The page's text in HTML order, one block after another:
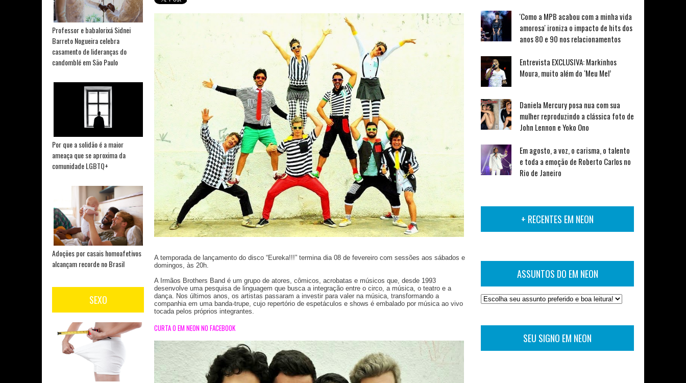
Professor e babalorixá Sidnei
Barreto Nogueira celebra
casamento de lideranças do
candomblé em São Paulo
Por que a solidão é a maior
ameaça que se aproxima da
comunidade LGBTQ+
Adoções por casais homoafetivos
alcançam recorde no Brasil
SEXO
A temporada de lançamento do disco “Eureka!!!” termina dia 08 de fevereiro com sessões aos sábados e
domingos, às 20h.
A Irmãos Brothers Band é um grupo de atores, cômicos, acrobatas e músicos que, desde 1993
desenvolve uma pesquisa de linguagem que busca a integração entre o circo, a música, o teatro e a
dança. Nos últimos anos, os artistas passaram a investir para valer na música, transformando a
companhia em uma banda-trupe, cujo repertório de espetáculos e shows é embalado por música ao vivo
tocada pelos próprios integrantes.
CURTA O EM NEON NO FACEBOOK
'Como a MPB acabou com a minha vida
amorosa' ironiza o impacto de hits dos
anos 80 e 90 nos relacionamentos
Entrevista EXCLUSIVA: Markinhos
Moura, muito além do ‘Meu Mel’
Daniela Mercury posa nua com sua
mulher reproduzindo a clássica foto de
John Lennon e Yoko Ono
Em agosto, a voz, o carisma, o talento
e toda a emoção de Roberto Carlos no
Rio de Janeiro
+ RECENTES EM NEON
ASSUNTOS DO EM NEON
SEU SIGNO EM NEON